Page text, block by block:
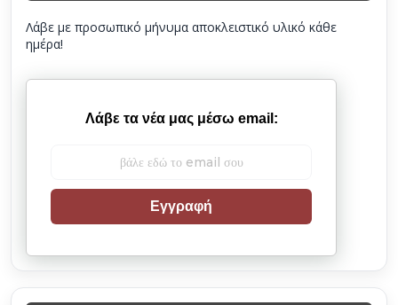
Λάβε με προσωπικό μήνυμα αποκλειστικό υλικό κάθε
ημέρα!
Λάβε τα νέα μας μέσω email:
Εγγραφή